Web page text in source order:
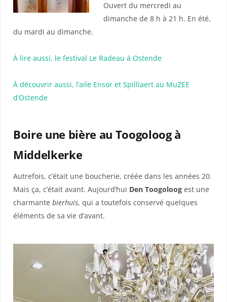
Ouvert du mercredi au
dimanche de 8 h à 21 h. En été,
du mardi au dimanche.
À lire aussi, le festival Le Radeau à Ostende
À découvrir aussi, l’aile Ensor et Spilliaert au MuZEE
d’Ostende
Boire une bière au Toogoloog à
Middelkerke
Autrefois, c’était une boucherie, créée dans les années 20.
Mais ça, c’était avant. Aujourd’hui Den Toogoloog est une
charmante bierhuis, qui a toutefois conservé quelques
éléments de sa vie d’avant.